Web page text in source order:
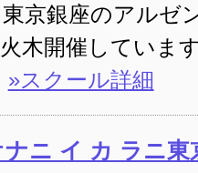
京銀座のアルゼ
木開催していま
»スクール詳細
ニ イ カ ラニ東